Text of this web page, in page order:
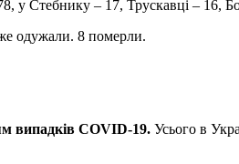
у Стебнику – 17, Трускавці – 16,
одужали. 8 померли.
випадків COVID-19. Усього в